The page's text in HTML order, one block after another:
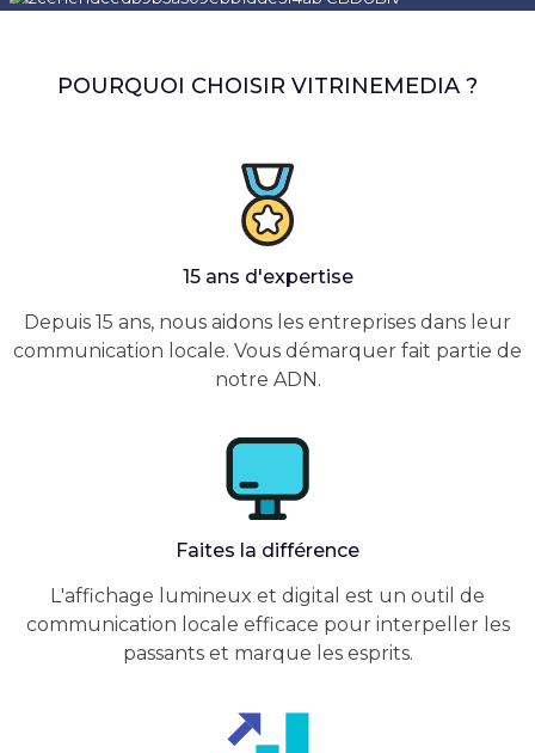
POURQUOI CHOISIR VITRINEMEDIA ?
15 ans d'expertise
Depuis 15 ans, nous aidons les entreprises dans leur
communication locale. Vous démarquer fait partie de
notre ADN.
Faites la différence
L'affichage lumineux et digital est un outil de
communication locale efficace pour interpeller les
passants et marque les esprits.